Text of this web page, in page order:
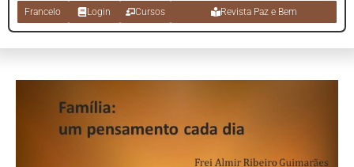
Francelo Login Cursos Revista Paz e Bem